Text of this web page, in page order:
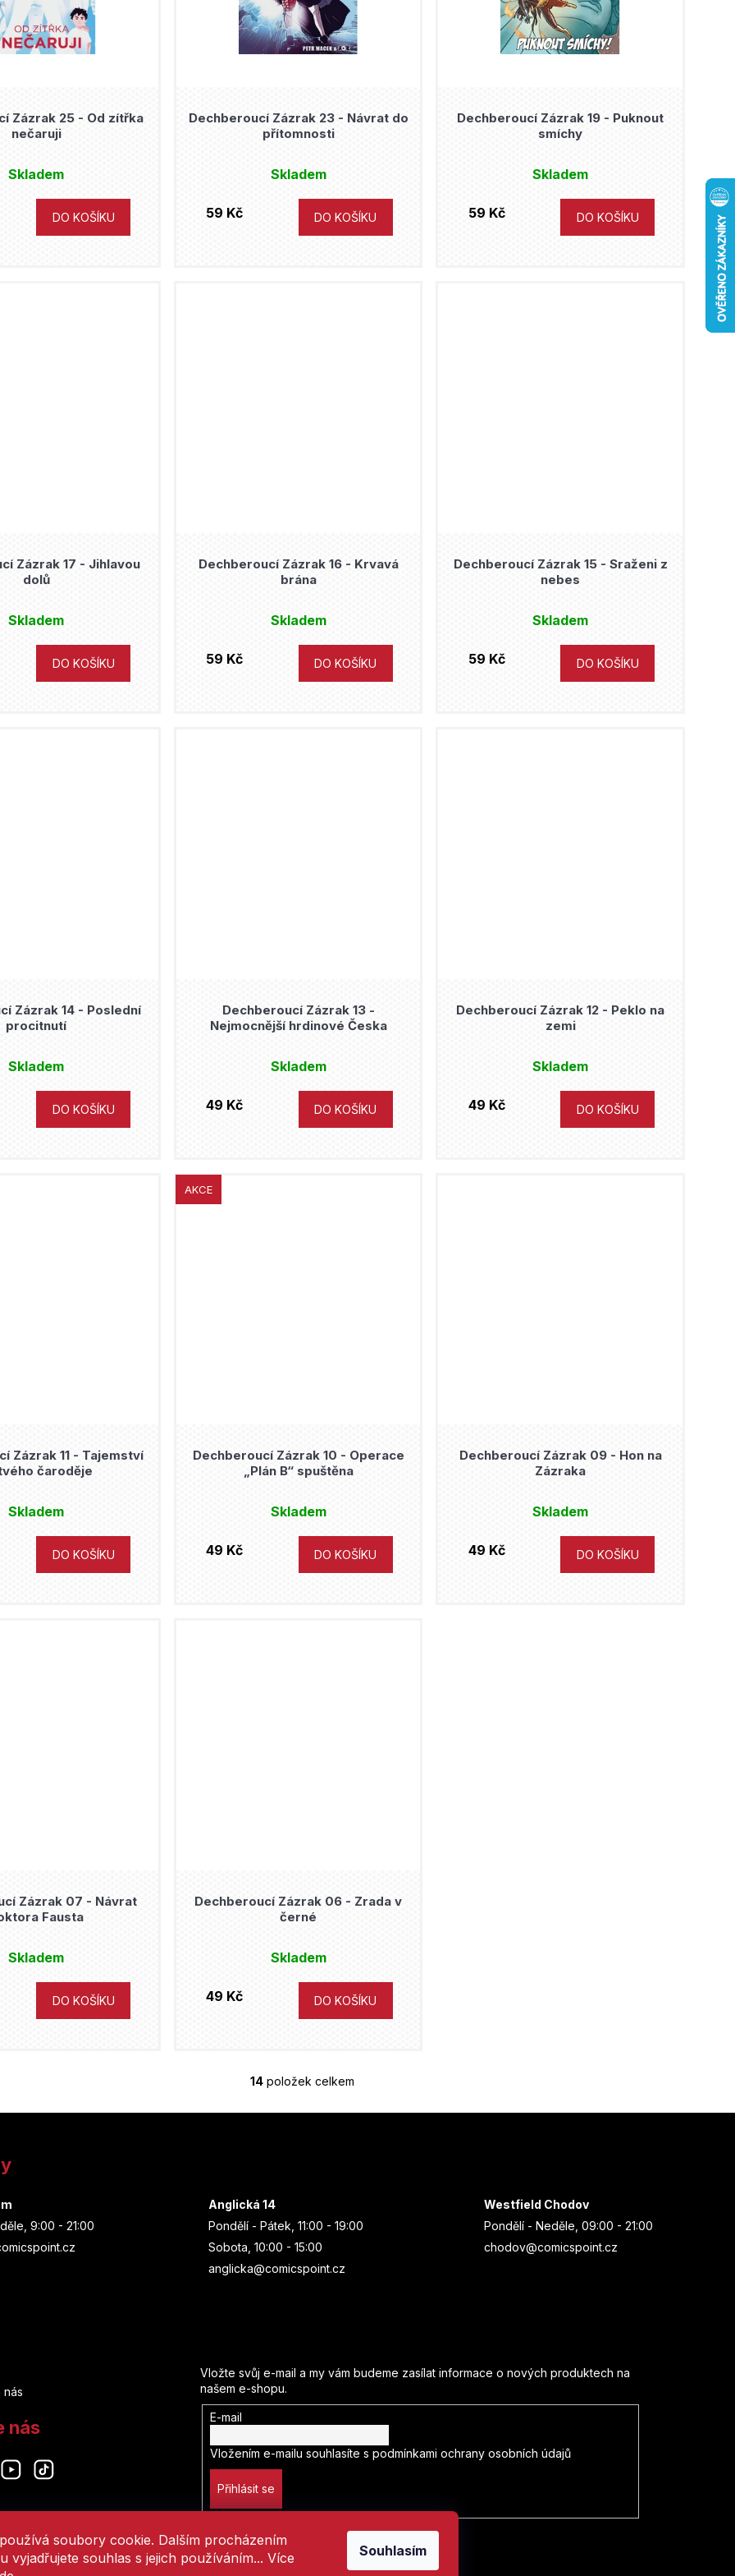
soubory cookie. Dalším procházením
vyjadřujete souhlas s jejich používáním... Více
Souhlasím
Zázrak 25 - Od zítřka
nečaruji
Skladem
DO KOŠÍKU
Dechberoucí Zázrak 23 - Návrat do
přítomnosti
Skladem
59 Kč DO KOŠÍKU
Dechberoucí Zázrak 19 - Puknout
smíchy
Skladem
59 Kč DO KOŠÍKU
Zázrak 17 - Jihlavou
dolů
Skladem
DO KOŠÍKU
Dechberoucí Zázrak 16 - Krvavá
brána
Skladem
59 Kč DO KOŠÍKU
Dechberoucí Zázrak 15 - Sraženi z
nebes
Skladem
59 Kč DO KOŠÍKU
Zázrak 14 - Poslední
procitnutí
Skladem
DO KOŠÍKU
Dechberoucí Zázrak 13 -
Nejmocnější hrdinové Česka
Skladem
49 Kč DO KOŠÍKU
Dechberoucí Zázrak 12 - Peklo na
zemi
Skladem
49 Kč DO KOŠÍKU
Zázrak 11 - Tajemství
čaroděje
Skladem
DO KOŠÍKU
AKCE
Dechberoucí Zázrak 10 - Operace
„Plán B“ spuštěna
Skladem
49 Kč DO KOŠÍKU
Dechberoucí Zázrak 09 - Hon na
Zázraka
Skladem
49 Kč DO KOŠÍKU
Zázrak 07 - Návrat
Fausta
Skladem
DO KOŠÍKU
Dechberoucí Zázrak 06 - Zrada v
černé
Skladem
49 Kč DO KOŠÍKU
O
p
r
v
i
14položek celkem
9:00 - 21:00
Anglická 14
Pondělí - Pátek, 11:00 - 19:00
Sobota, 10:00 - 15:00
anglicka@comicspoint.cz
Westfield Chodov
Pondělí - Neděle, 09:00 - 21:00
chodov@comicspoint.cz
nás
nás
Vložte svůj e-mail a my vám budeme zasílat informace o nových produktech na
našem e-shopu.
E-mail
Vložením e-mailu souhlasíte s podmínkami ochrany osobních údajů
Přihlásit se